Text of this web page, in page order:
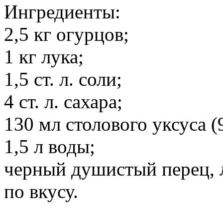
Ингредиенты:
2,5 кг огурцов;
1 кг лука;
1,5 ст. л. соли;
4 ст. л. сахара;
130 мл столового уксуса
1,5 л воды;
черный душистый перец,
по вкусу.